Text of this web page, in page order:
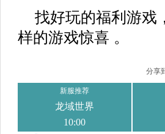
找好玩的福利游戏
样的游戏惊喜 。
分享